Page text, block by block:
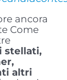
ancora
Come
stellati,
altri